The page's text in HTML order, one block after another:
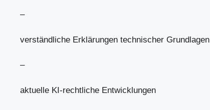
–
verständliche Erklärungen technischer Grundlagen
–
aktuelle KI-rechtliche Entwicklungen